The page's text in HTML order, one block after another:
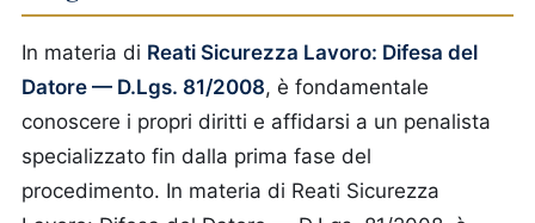
In materia di Reati Sicurezza Lavoro: Difesa del
Datore — D.Lgs. 81/2008, è fondamentale
conoscere i propri diritti e affidarsi a un penalista
specializzato fin dalla prima fase del
procedimento. In materia di Reati Sicurezza